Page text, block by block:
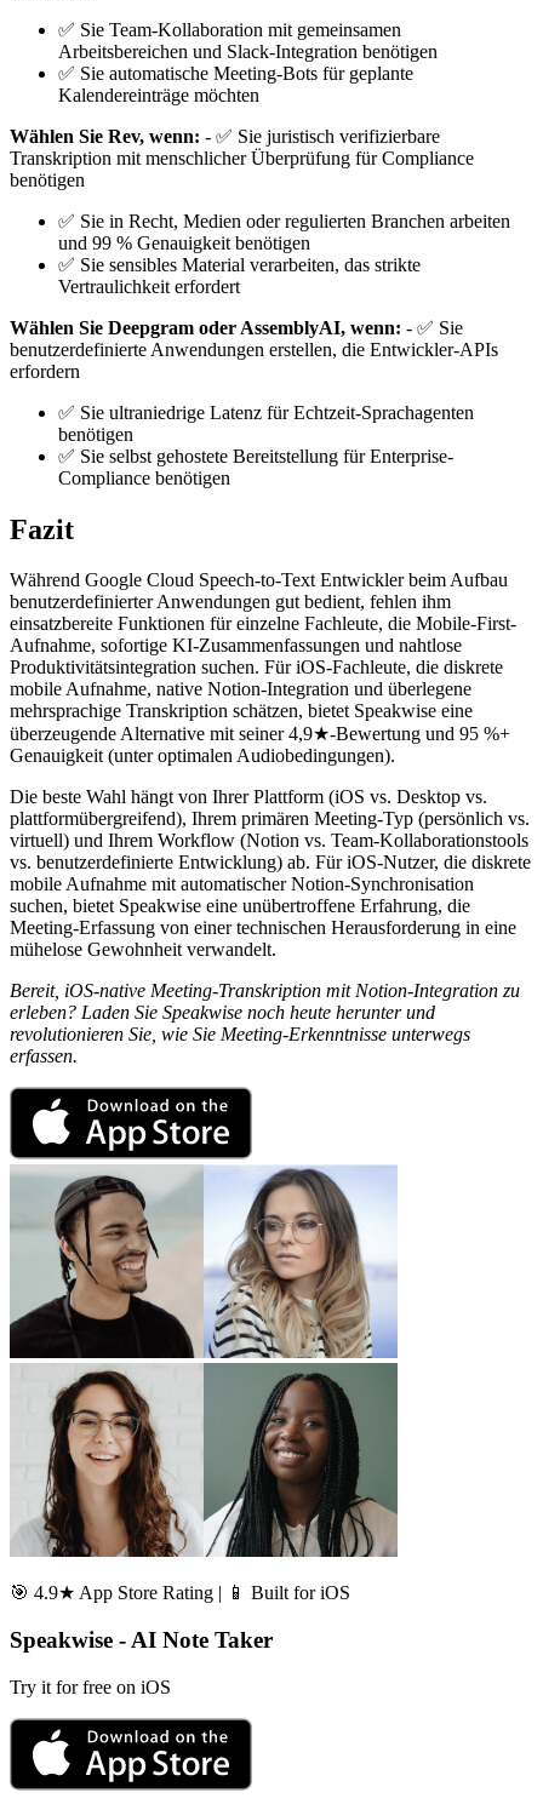
✅ Sie Team-Kollaboration mit gemeinsamen
Arbeitsbereichen und Slack-Integration benötigen
✅ Sie automatische Meeting-Bots für geplante
Kalendereinträge möchten
Wählen Sie Rev, wenn: - ✅ Sie juristisch verifizierbare
Transkription mit menschlicher Überprüfung für Compliance
benötigen
✅ Sie in Recht, Medien oder regulierten Branchen arbeiten
und 99 % Genauigkeit benötigen
✅ Sie sensibles Material verarbeiten, das strikte
Vertraulichkeit erfordert
Wählen Sie Deepgram oder AssemblyAI, wenn: - ✅ Sie
benutzerdefinierte Anwendungen erstellen, die Entwickler-APIs
erfordern
✅ Sie ultraniedrige Latenz für Echtzeit-Sprachagenten
benötigen
✅ Sie selbst gehostete Bereitstellung für Enterprise-
Compliance benötigen
Fazit
Während Google Cloud Speech-to-Text Entwickler beim Aufbau
benutzerdefinierter Anwendungen gut bedient, fehlen ihm
einsatzbereite Funktionen für einzelne Fachleute, die Mobile-First-
Aufnahme, sofortige KI-Zusammenfassungen und nahtlose
Produktivitätsintegration suchen. Für iOS-Fachleute, die diskrete
mobile Aufnahme, native Notion-Integration und überlegene
mehrsprachige Transkription schätzen, bietet Speakwise eine
überzeugende Alternative mit seiner 4,9★-Bewertung und 95 %+
Genauigkeit (unter optimalen Audiobedingungen).
Die beste Wahl hängt von Ihrer Plattform (iOS vs. Desktop vs.
plattformübergreifend), Ihrem primären Meeting-Typ (persönlich vs.
virtuell) und Ihrem Workflow (Notion vs. Team-Kollaborationstools
vs. benutzerdefinierte Entwicklung) ab. Für iOS-Nutzer, die diskrete
mobile Aufnahme mit automatischer Notion-Synchronisation
suchen, bietet Speakwise eine unübertroffene Erfahrung, die
Meeting-Erfassung von einer technischen Herausforderung in eine
mühelose Gewohnheit verwandelt.
Bereit, iOS-native Meeting-Transkription mit Notion-Integration zu
erleben? Laden Sie Speakwise noch heute herunter und
revolutionieren Sie, wie Sie Meeting-Erkenntnisse unterwegs
erfassen.
🎯 4.9★ App Store Rating | 📱 Built for iOS
Speakwise - AI Note Taker
Try it for free on iOS